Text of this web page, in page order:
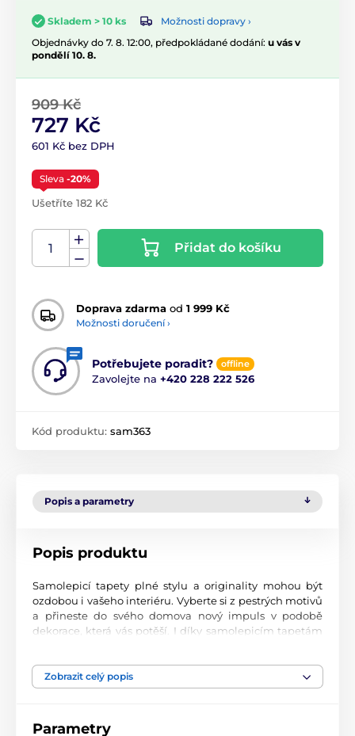
Skladem > 10 ks
Možnosti dopravy ›
Objednávky do 7. 8. 12:00, předpokládané dodání: u vás v
pondělí 10. 8.
909 Kč
727 Kč
601 Kč bez DPH
Sleva -20%
Ušetříte 182 Kč
Přidat do košíku
Doprava zdarma od 1 999 Kč
Možnosti doručení ›
Potřebujete poradit? offline
Zavolejte na +420 228 222 526
Kód produktu: sam363
Popis a parametry
Popis produktu
Samolepicí tapety plné stylu a originality mohou být
ozdobou i vašeho interiéru. Vyberte si z pestrých motivů
a přineste do svého domova nový impuls v podobě
dekorace, která vás potěší. I díky samolepicím tapetám
Perfektní tiskové zpracování
materiál s jemným povrchem a matným vzhledem. Tisk
Zobrazit celý popis
Parametry